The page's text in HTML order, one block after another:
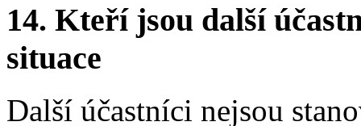
14. Kteří jsou další
situace
Další účastníci nejsou